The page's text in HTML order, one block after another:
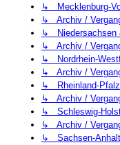
↳ Mecklenburg-
↳ Archiv /
↳ Niedersachsen
↳ Archiv /
↳ Nordrhein-
↳ Archiv /
↳ Rheinland-Pfalz
↳ Archiv /
↳ Schleswig-
↳ Archiv /
↳ Sachsen-Anhalt